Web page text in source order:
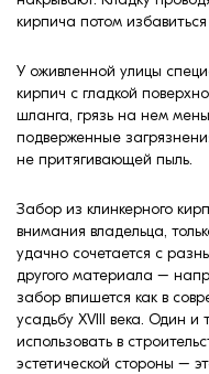
кирпича потом
У оживленной улицы
кирпич с гладкой
шланга, грязь на нем
подверженные
не притягивающей пыль.
Забор из клинкерного
внимания владельца,
удачно сочетается с
другого материала –
забор впишется как в
усадьбу XVIII века. Один
использовать в
эстетической стороны –